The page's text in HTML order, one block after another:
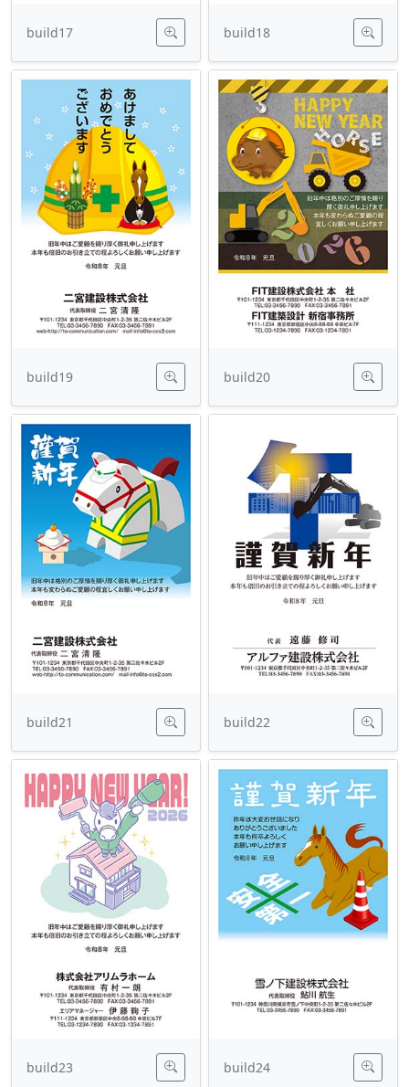
build17 build18
build19 build20
build21 build22
build23 build24